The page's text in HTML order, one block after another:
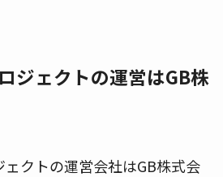
ジェクトの運営はGB株
クトの運営会社はGB株式会